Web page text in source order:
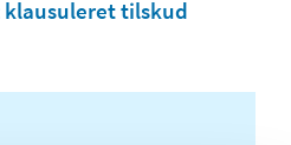
klausuleret tilskud